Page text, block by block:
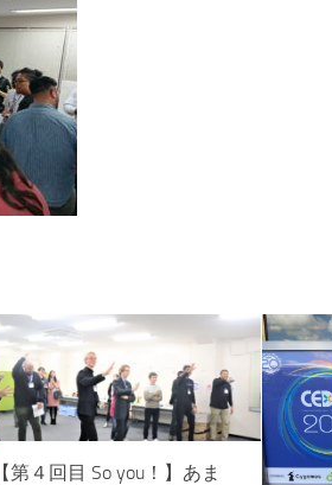
【第４回目 So you！】あま